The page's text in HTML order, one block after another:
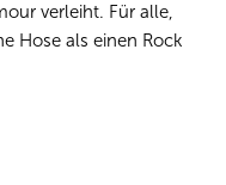
verleiht. Für alle,
Hose als einen Rock